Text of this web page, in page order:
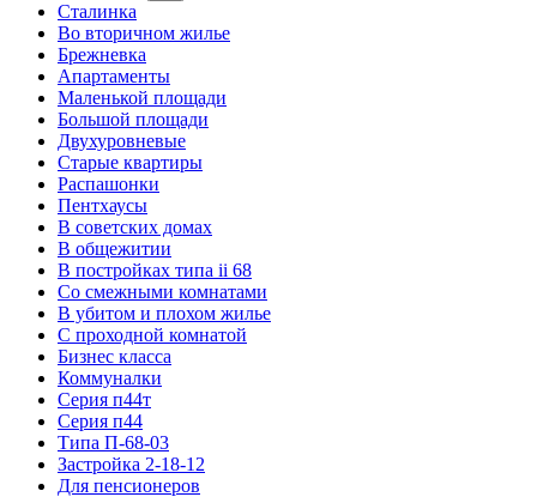
Сталинка
Во вторичном жилье
Брежневка
Апартаменты
Маленькой площади
Большой площади
Двухуровневые
Старые квартиры
Распашонки
Пентхаусы
В советских домах
В общежитии
В постройках типа ii 68
Со смежными комнатами
В убитом и плохом жилье
С проходной комнатой
Бизнес класса
Коммуналки
Серия п44т
Серия п44
Типа П-68-03
Застройка 2-18-12
Для пенсионеров